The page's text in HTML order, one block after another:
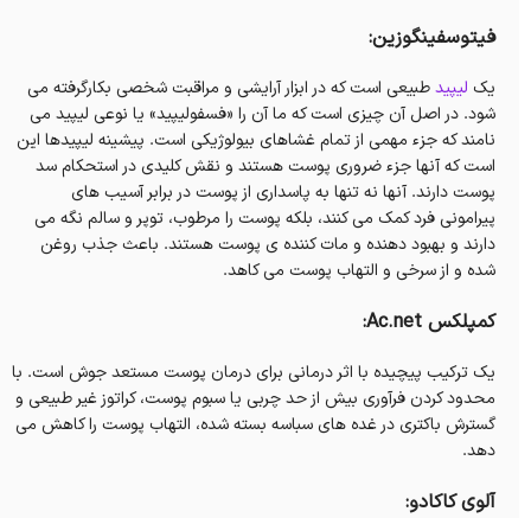
فیتوسفینگوزین:
یک لیپیدطبیعی است که در ابزار آرایشی و مراقبت شخصی بکارگرفته می
شود. در اصل آن چیزی است که ما آن را «فسفولیپید» یا نوعی لیپید می
نامند که جزء مهمی از تمام غشاهای بیولوژیکی است. پیشینه لیپیدها این
است که آنها جزء ضروری پوست هستند و نقش کلیدی در استحکام سد
پوست دارند. آنها نه تنها به پاسداری از پوست در برابر آسیب های
پیرامونی فرد کمک می کنند، بلکه پوست را مرطوب، توپر و سالم نگه می
دارند و بهبود دهنده و مات کننده ی پوست هستند. باعث جذب روغن
شده و از سرخی و التهاب پوست می کاهد.
کمپلکس Ac.net:
یک ترکیب پیچیده با اثر درمانی برای درمان پوست مستعد جوش است. با
محدود کردن فرآوری بیش از حد چربی یا سبوم پوست، کراتوز غیر طبیعی و
گسترش باکتری در غده های سباسه بسته شده، التهاب پوست را کاهش می
دهد.
آلوی کاکادو: